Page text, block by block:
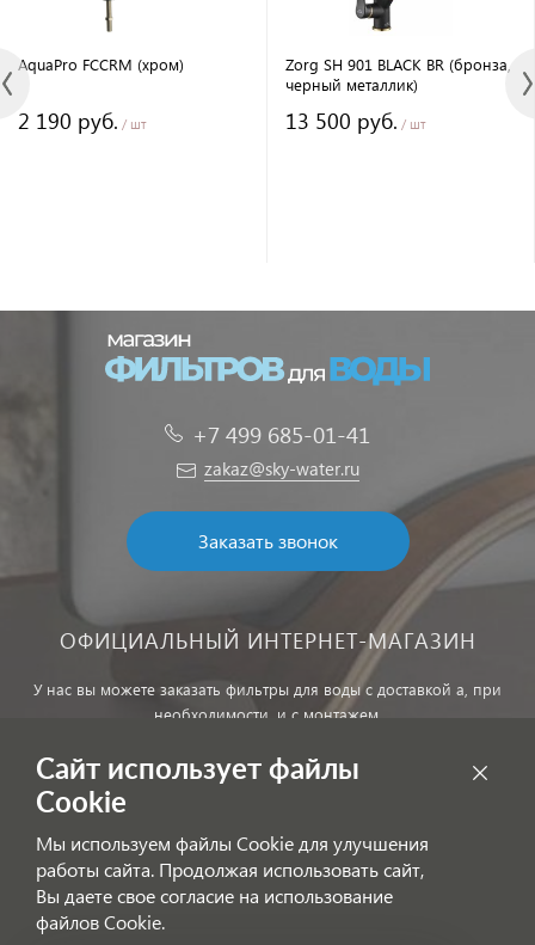
AquaPro FCCRM (хром)
2 190 руб. / шт
Zorg SH 901 BLACK BR (бронза,
черный металлик)
13 500 руб. / шт
+7 499 685-01-41
zakaz@sky-water.ru
Заказать звонок
ОФИЦИАЛЬНЫЙ ИНТЕРНЕТ-МАГАЗИН
У нас вы можете заказать фильтры для воды с доставкой а, при
необходимости, и с монтажем.
офертой!
Согласие на получение информационных рассылок
Сайт использует файлы
Cookie
Мы используем файлы Cookie для улучшения
работы сайта. Продолжая использовать сайт,
Вы даете свое согласие на использование
файлов Cookie.